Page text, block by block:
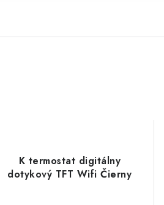
K termostat digitálny
dotykový TFT Wifi Čierny